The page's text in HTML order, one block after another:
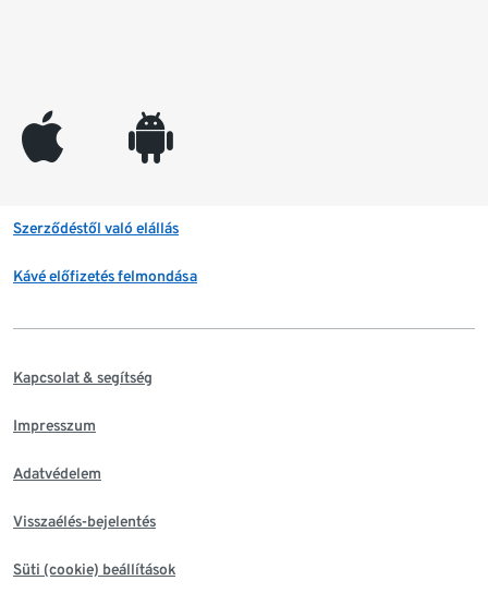
appleinc android
Szerződéstől való elállás
Kávé előfizetés felmondása
Kapcsolat & segítség
Impresszum
Adatvédelem
Visszaélés-bejelentés
Süti (cookie) beállítások